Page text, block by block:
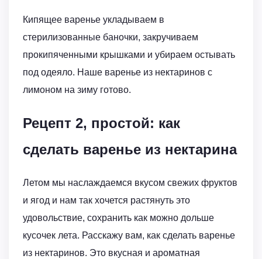
Кипящее варенье укладываем в
стерилизованные баночки, закручиваем
прокипяченными крышками и убираем остывать
под одеяло. Наше варенье из нектаринов с
лимоном на зиму готово.
Рецепт 2, простой: как
сделать варенье из нектарина
Летом мы наслаждаемся вкусом свежих фруктов
и ягод и нам так хочется растянуть это
удовольствие, сохранить как можно дольше
кусочек лета. Расскажу вам, как сделать варенье
из нектаринов. Это вкусная и ароматная